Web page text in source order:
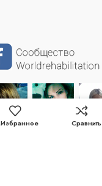
Избранное Сравнить